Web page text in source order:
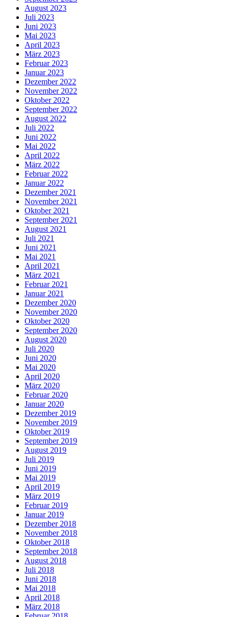
August 2023
Juli 2023
Juni 2023
Mai 2023
April 2023
März 2023
Februar 2023
Januar 2023
Dezember 2022
November 2022
Oktober 2022
September 2022
August 2022
Juli 2022
Juni 2022
Mai 2022
April 2022
März 2022
Februar 2022
Januar 2022
Dezember 2021
November 2021
Oktober 2021
September 2021
August 2021
Juli 2021
Juni 2021
Mai 2021
April 2021
März 2021
Februar 2021
Januar 2021
Dezember 2020
November 2020
Oktober 2020
September 2020
August 2020
Juli 2020
Juni 2020
Mai 2020
April 2020
März 2020
Februar 2020
Januar 2020
Dezember 2019
November 2019
Oktober 2019
September 2019
August 2019
Juli 2019
Juni 2019
Mai 2019
April 2019
März 2019
Februar 2019
Januar 2019
Dezember 2018
November 2018
Oktober 2018
September 2018
August 2018
Juli 2018
Juni 2018
Mai 2018
April 2018
März 2018